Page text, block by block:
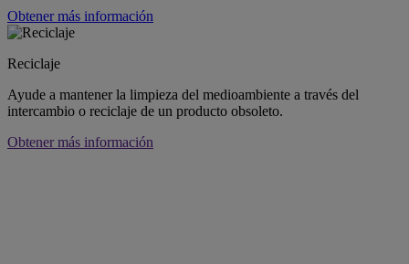
Obtener más información
Reciclaje
Ayude a mantener la limpieza del medioambiente a través del
intercambio o reciclaje de un producto obsoleto.
Obtener más información